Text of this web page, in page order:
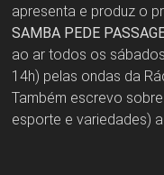
apresenta e produz o
SAMBA PEDE
ao ar todos os
14h) pelas ondas da
Também escrevo
esporte e variedades)